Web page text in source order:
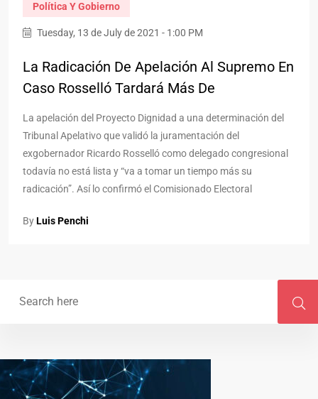
Política Y Gobierno
Tuesday, 13 de July de 2021 - 1:00 PM
La Radicación De Apelación Al Supremo En
Caso Rosselló Tardará Más De
La apelación del Proyecto Dignidad a una determinación del
Tribunal Apelativo que validó la juramentación del
exgobernador Ricardo Rosselló como delegado congresional
todavía no está lista y “va a tomar un tiempo más su
radicación”. Así lo confirmó el Comisionado Electoral
ByLuis Penchi